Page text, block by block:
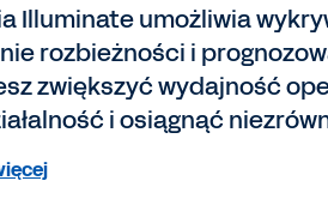
Illuminate umożliwia
rozbieżności i
zwiększyć wydajność
i osiągnąć